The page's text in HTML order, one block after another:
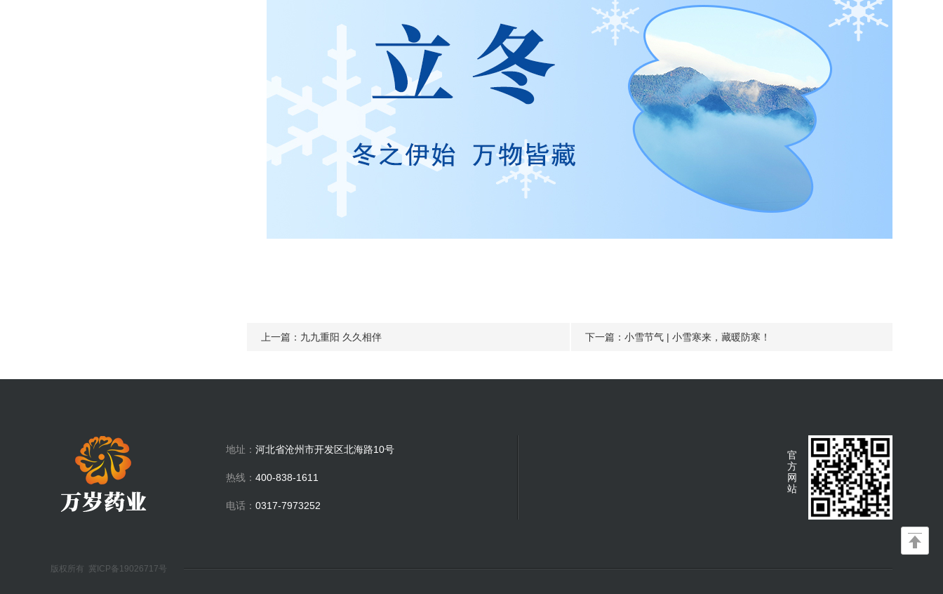
上一篇：九九重阳 久久相伴 下一篇：小雪节气 | 小雪寒来，藏暖防寒！
地址： 河北省沧州市开发区北海路10号
热线： 400-838-1611
电话： 0317-7973252
官
方
网
站
版权所有 冀ICP备19026717号